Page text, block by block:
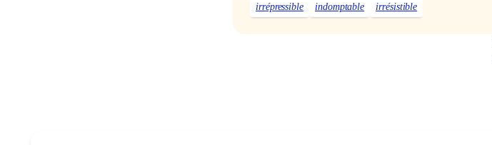
irrépressible indomptable irrésistible